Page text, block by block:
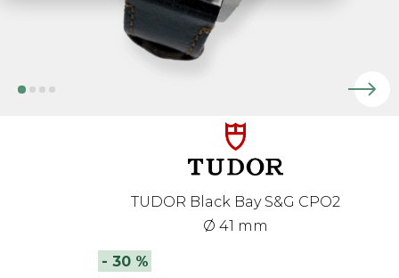
TUDOR Black Bay S&G CPO2
Ø 41 mm
- 30 %